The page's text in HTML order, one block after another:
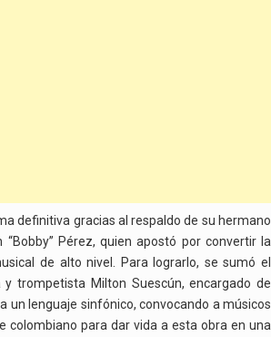
definitiva gracias al respaldo de su hermano
“Bobby” Pérez, quien apostó por convertir la
de alto nivel. Para lograrlo, se sumó el
trompetista Milton Suescún, encargado de
un lenguaje sinfónico, convocando a músicos
colombiano para dar vida a esta obra en una